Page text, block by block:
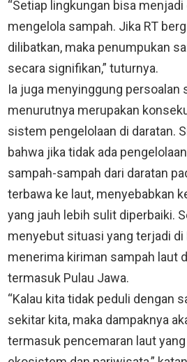
“Setiap lingkungan bisa
mengelola sampah. Jika RT
dilibatkan, maka penumpukan
secara signifikan,” tuturnya.
Ia juga menyinggung persoalan
menurutnya merupakan
sistem pengelolaan di daratan.
bahwa jika tidak ada
sampah-sampah dari daratan
terbawa ke laut, menyebabkan
yang jauh lebih sulit diperbaiki.
menyebut situasi yang terjadi di
menerima kiriman sampah laut
termasuk Pulau Jawa.
“Kalau kita tidak peduli dengan
sekitar kita, maka dampaknya
termasuk pencemaran laut